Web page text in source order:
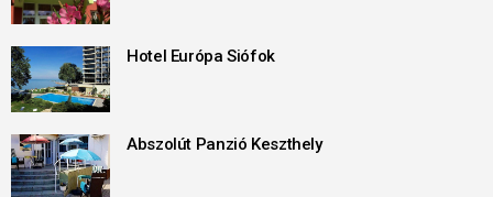
Hotel Európa Siófok
Abszolút Panzió Keszthely